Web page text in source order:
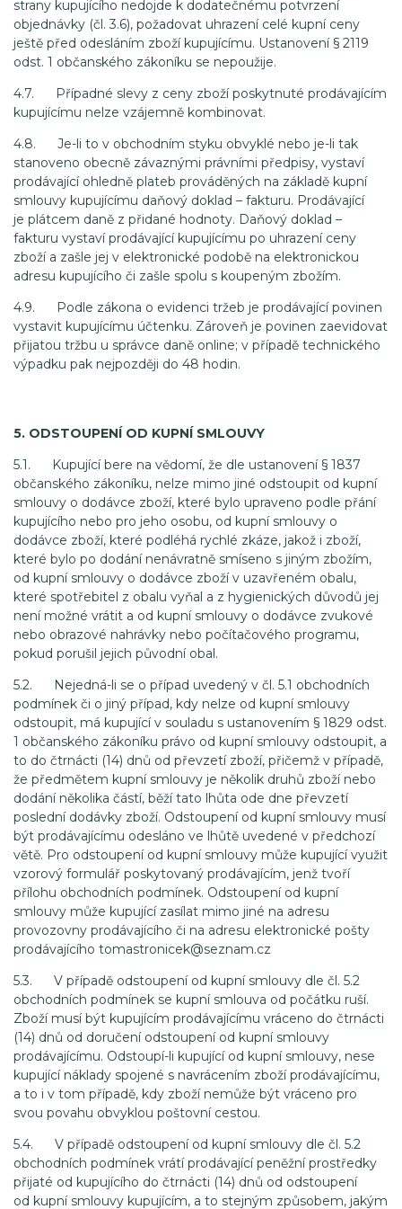
strany kupujícího nedojde k dodatečnému potvrzení
objednávky (čl. 3.6), požadovat uhrazení celé kupní ceny
ještě před odesláním zboží kupujícímu. Ustanovení § 2119
odst. 1 občanského zákoníku se nepoužije.
4.7. Případné slevy z ceny zboží poskytnuté prodávajícím
kupujícímu nelze vzájemně kombinovat.
4.8. Je-li to v obchodním styku obvyklé nebo je-li tak
stanoveno obecně závaznými právními předpisy, vystaví
prodávající ohledně plateb prováděných na základě kupní
smlouvy kupujícímu daňový doklad – fakturu. Prodávající
je plátcem daně z přidané hodnoty. Daňový doklad –
fakturu vystaví prodávající kupujícímu po uhrazení ceny
zboží a zašle jej v elektronické podobě na elektronickou
adresu kupujícího či zašle spolu s koupeným zbožím.
4.9. Podle zákona o evidenci tržeb je prodávající povinen
vystavit kupujícímu účtenku. Zároveň je povinen zaevidovat
přijatou tržbu u správce daně online; v případě technického
výpadku pak nejpozději do 48 hodin.
5. ODSTOUPENÍ OD KUPNÍ SMLOUVY
5.1. Kupující bere na vědomí, že dle ustanovení § 1837
občanského zákoníku, nelze mimo jiné odstoupit od kupní
smlouvy o dodávce zboží, které bylo upraveno podle přání
kupujícího nebo pro jeho osobu, od kupní smlouvy o
dodávce zboží, které podléhá rychlé zkáze, jakož i zboží,
které bylo po dodání nenávratně smíseno s jiným zbožím,
od kupní smlouvy o dodávce zboží v uzavřeném obalu,
které spotřebitel z obalu vyňal a z hygienických důvodů jej
není možné vrátit a od kupní smlouvy o dodávce zvukové
nebo obrazové nahrávky nebo počítačového programu,
pokud porušil jejich původní obal.
5.2. Nejedná-li se o případ uvedený v čl. 5.1 obchodních
podmínek či o jiný případ, kdy nelze od kupní smlouvy
odstoupit, má kupující v souladu s ustanovením § 1829 odst.
1 občanského zákoníku právo od kupní smlouvy odstoupit, a
to do čtrnácti (14) dnů od převzetí zboží, přičemž v případě,
že předmětem kupní smlouvy je několik druhů zboží nebo
dodání několika částí, běží tato lhůta ode dne převzetí
poslední dodávky zboží. Odstoupení od kupní smlouvy musí
být prodávajícímu odesláno ve lhůtě uvedené v předchozí
větě. Pro odstoupení od kupní smlouvy může kupující využit
vzorový formulář poskytovaný prodávajícím, jenž tvoří
přílohu obchodních podmínek. Odstoupení od kupní
smlouvy může kupující zasílat mimo jiné na adresu
provozovny prodávajícího či na adresu elektronické pošty
prodávajícího tomastronicek@seznam.cz
5.3. V případě odstoupení od kupní smlouvy dle čl. 5.2
obchodních podmínek se kupní smlouva od počátku ruší.
Zboží musí být kupujícím prodávajícímu vráceno do čtrnácti
(14) dnů od doručení odstoupení od kupní smlouvy
prodávajícímu. Odstoupí-li kupující od kupní smlouvy, nese
kupující náklady spojené s navrácením zboží prodávajícímu,
a to i v tom případě, kdy zboží nemůže být vráceno pro
svou povahu obvyklou poštovní cestou.
5.4. V případě odstoupení od kupní smlouvy dle čl. 5.2
obchodních podmínek vrátí prodávající peněžní prostředky
přijaté od kupujícího do čtrnácti (14) dnů od odstoupení
od kupní smlouvy kupujícím, a to stejným způsobem, jakým